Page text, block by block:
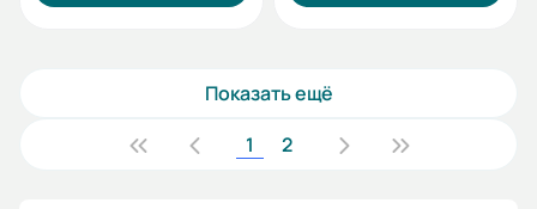
Показать ещё
1
2